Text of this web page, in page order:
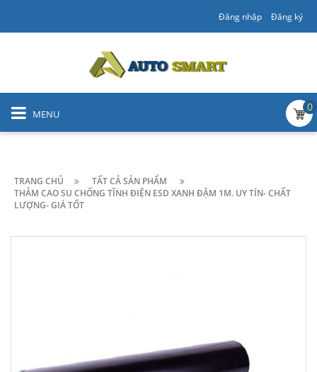
Đăng nhập Đăng ký
MENU
0
TRANG CHỦ
TẤT CẢ SẢN PHẨM
THẢM CAO SU CHỐNG TĨNH ĐIỆN ESD XANH ĐẬM 1M. UY TÍN- CHẤT
LƯỢNG- GIÁ TỐT